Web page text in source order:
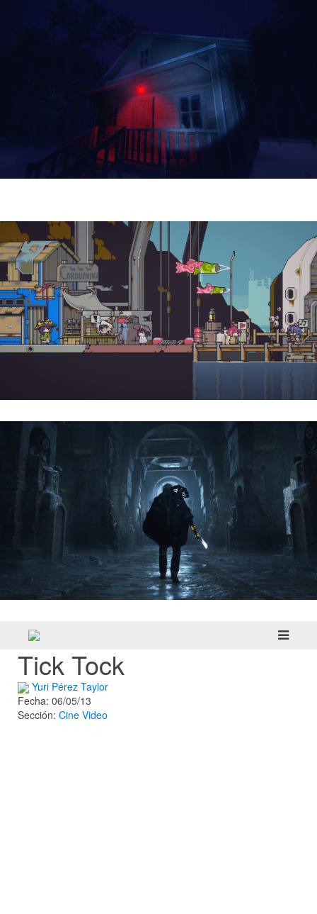
Tick Tock
Yuri Pérez Taylor
Fecha: 06/05/13
Sección: Cine Video